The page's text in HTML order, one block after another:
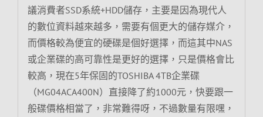
議消費者SSD系統+HDD儲存，主要是因為現代人
的數位資料越來越多，需要有個更大的儲存媒介，
而價格較為便宜的硬碟是個好選擇，而這其中NAS
或企業碟的高可靠性是更好的選擇，只是價格會比
較高，現在5年保固的TOSHIBA 4TB企業碟
（MG04ACA400N）直接降了約1000元，快要跟一
般碟價格相當了，非常難得呀，不過數量有限嘿，